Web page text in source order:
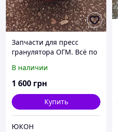
Запчасти для пресс
гранулятора ОГМ. Всё по
В наличии
1 600 грн
Купить
ЮКОН